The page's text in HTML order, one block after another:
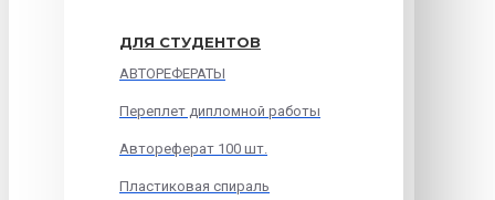
ДЛЯ СТУДЕНТОВ
АВТОРЕФЕРАТЫ
Переплет дипломной работы
Автореферат 100 шт.
Пластиковая спираль